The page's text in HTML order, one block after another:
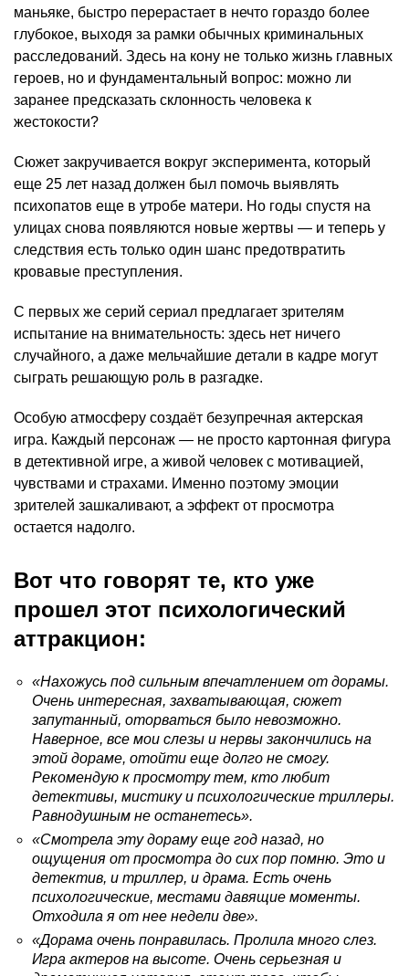
маньяке, быстро перерастает в нечто гораздо более
глубокое, выходя за рамки обычных криминальных
расследований. Здесь на кону не только жизнь главных
героев, но и фундаментальный вопрос: можно ли
заранее предсказать склонность человека к
жестокости?
Сюжет закручивается вокруг эксперимента, который
еще 25 лет назад должен был помочь выявлять
психопатов еще в утробе матери. Но годы спустя на
улицах снова появляются новые жертвы — и теперь у
следствия есть только один шанс предотвратить
кровавые преступления.
С первых же серий сериал предлагает зрителям
испытание на внимательность: здесь нет ничего
случайного, а даже мельчайшие детали в кадре могут
сыграть решающую роль в разгадке.
Особую атмосферу создаёт безупречная актерская
игра. Каждый персонаж — не просто картонная фигура
в детективной игре, а живой человек с мотивацией,
чувствами и страхами. Именно поэтому эмоции
зрителей зашкаливают, а эффект от просмотра
остается надолго.
Вот что говорят те, кто уже
прошел этот психологический
аттракцион:
«Нахожусь под сильным впечатлением от дорамы.
Очень интересная, захватывающая, сюжет
запутанный, оторваться было невозможно.
Наверное, все мои слезы и нервы закончились на
этой дораме, отойти еще долго не смогу.
Рекомендую к просмотру тем, кто любит
детективы, мистику и психологические триллеры.
Равнодушным не останетесь».
«Смотрела эту дораму еще год назад, но
ощущения от просмотра до сих пор помню. Это и
детектив, и триллер, и драма. Есть очень
психологические, местами давящие моменты.
Отходила я от нее недели две».
«Дорама очень понравилась. Пролила много слез.
Игра актеров на высоте. Очень серьезная и